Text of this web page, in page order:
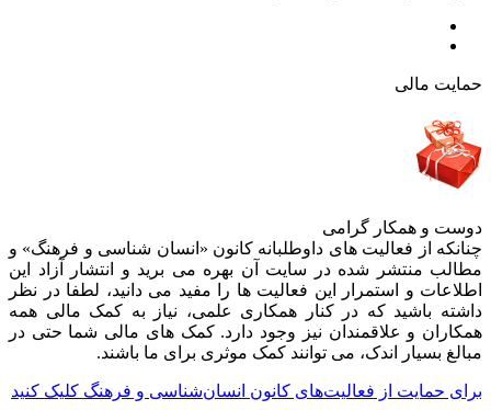
حمایت مالی
دوست و همکار گرامی
چنانکه از فعالیت های داوطلبانه کانون «انسان شناسی و فرهنگ» و
مطالب منتشر شده در سایت آن بهره می برید و انتشار آزاد این
اطلاعات و استمرار این فعالیت ها را مفید می دانید، لطفا در نظر
داشته باشید که در کنار همکاری علمی، نیاز به کمک مالی همه
همکاران و علاقمندان نیز وجود دارد. کمک های مالی شما حتی در
مبالغ بسیار اندک، می توانند کمک موثری برای ما باشند.
برای حمایت از فعالیت‌های کانون انسان‌شناسی و فرهنگ کلیک کنید